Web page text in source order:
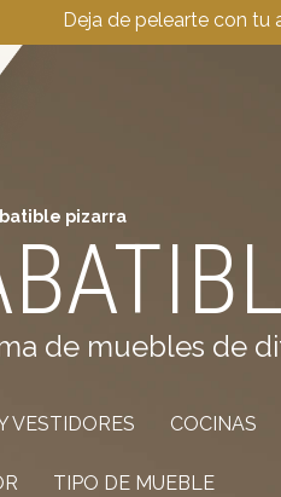
Deja de pelearte con tu
pizarra
de muebles de
VESTIDORES COCINAS
TIPO DE MUEBLE